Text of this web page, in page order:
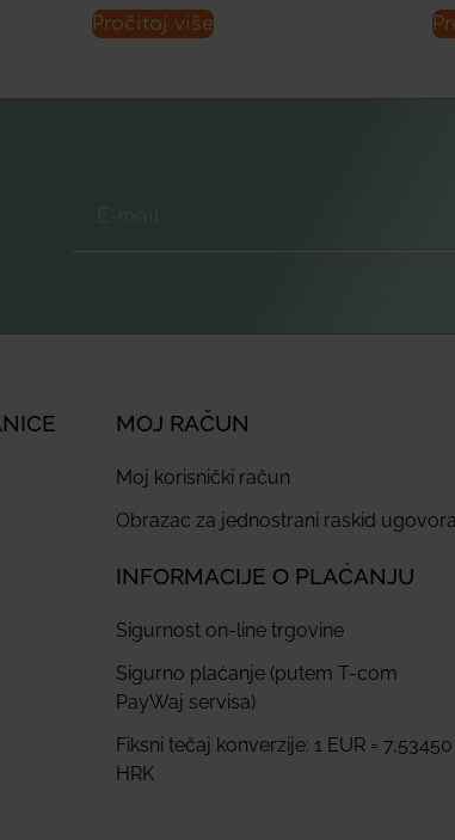
Pročitaj više
MOJ RAČUN
Moj korisnički račun
Obrazac za jednostrani raskid ugovora
INFORMACIJE O PLAĆANJU
Sigurnost on-line trgovine
Sigurno plaćanje (putem T-com
PayWaj servisa)
Fiksni tečaj konverzije: 1 EUR = 7,53450
HRK